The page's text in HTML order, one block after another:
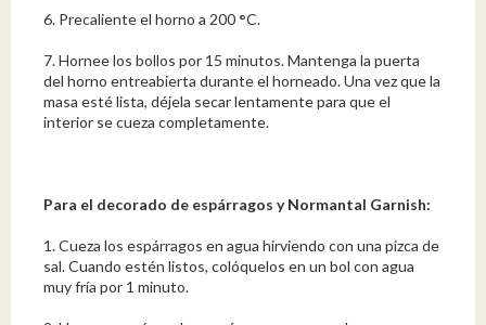
6. Precaliente el horno a 200 °C.
7. Hornee los bollos por 15 minutos. Mantenga la puerta
del horno entreabierta durante el horneado. Una vez que la
masa esté lista, déjela secar lentamente para que el
interior se cueza completamente.
Para el decorado de espárragos y Normantal Garnish:
1. Cueza los espárragos en agua hirviendo con una pizca de
sal. Cuando estén listos, colóquelos en un bol con agua
muy fría por 1 minuto.